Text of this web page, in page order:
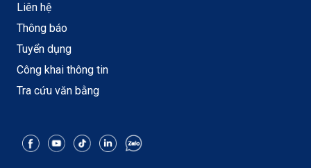
Liên hệ
Thông báo
Tuyển dụng
Công khai thông tin
Tra cứu văn bằng